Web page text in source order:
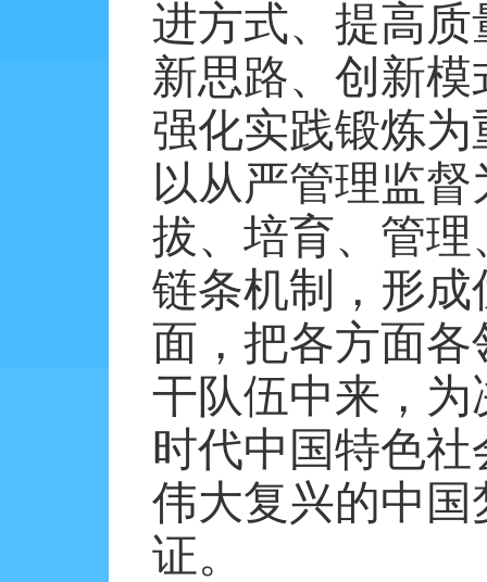
进方式、提高
新思路、创新
强化实践锻炼
以从严管理监
拔、培育、管
链条机制，形
面，把各方面
干队伍中来，
时代中国特色
伟大复兴的中
证。